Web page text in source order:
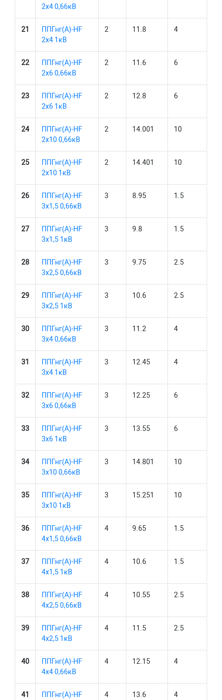
2х4 0,66кВ
21
ППГнг(А)-HF
2х4 1кВ
2 11.8 4
22
ППГнг(А)-HF
2х6 0,66кВ
2 11.6 6
23
ППГнг(А)-HF
2х6 1кВ
2 12.8 6
24
ППГнг(А)-HF
2х10 0,66кВ
2 14.001 10
25
ППГнг(А)-HF
2х10 1кВ
2 14.401 10
26
ППГнг(А)-HF
3х1,5 0,66кВ
3 8.95 1.5
27
ППГнг(А)-HF
3х1,5 1кВ
3 9.8 1.5
28
ППГнг(А)-HF
3х2,5 0,66кВ
3 9.75 2.5
29
ППГнг(А)-HF
3х2,5 1кВ
3 10.6 2.5
30
ППГнг(А)-HF
3х4 0,66кВ
3 11.2 4
31
ППГнг(А)-HF
3х4 1кВ
3 12.45 4
32
ППГнг(А)-HF
3х6 0,66кВ
3 12.25 6
33
ППГнг(А)-HF
3х6 1кВ
3 13.55 6
34
ППГнг(А)-HF
3х10 0,66кВ
3 14.801 10
35
ППГнг(А)-HF
3х10 1кВ
3 15.251 10
36
ППГнг(А)-HF
4х1,5 0,66кВ
4 9.65 1.5
37
ППГнг(А)-HF
4х1,5 1кВ
4 10.6 1.5
38
ППГнг(А)-HF
4х2,5 0,66кВ
4 10.55 2.5
39
ППГнг(А)-HF
4х2,5 1кВ
4 11.5 2.5
40
ППГнг(А)-HF
4х4 0,66кВ
4 12.15 4
41
ППГнг(А)-HF
4 13.6 4